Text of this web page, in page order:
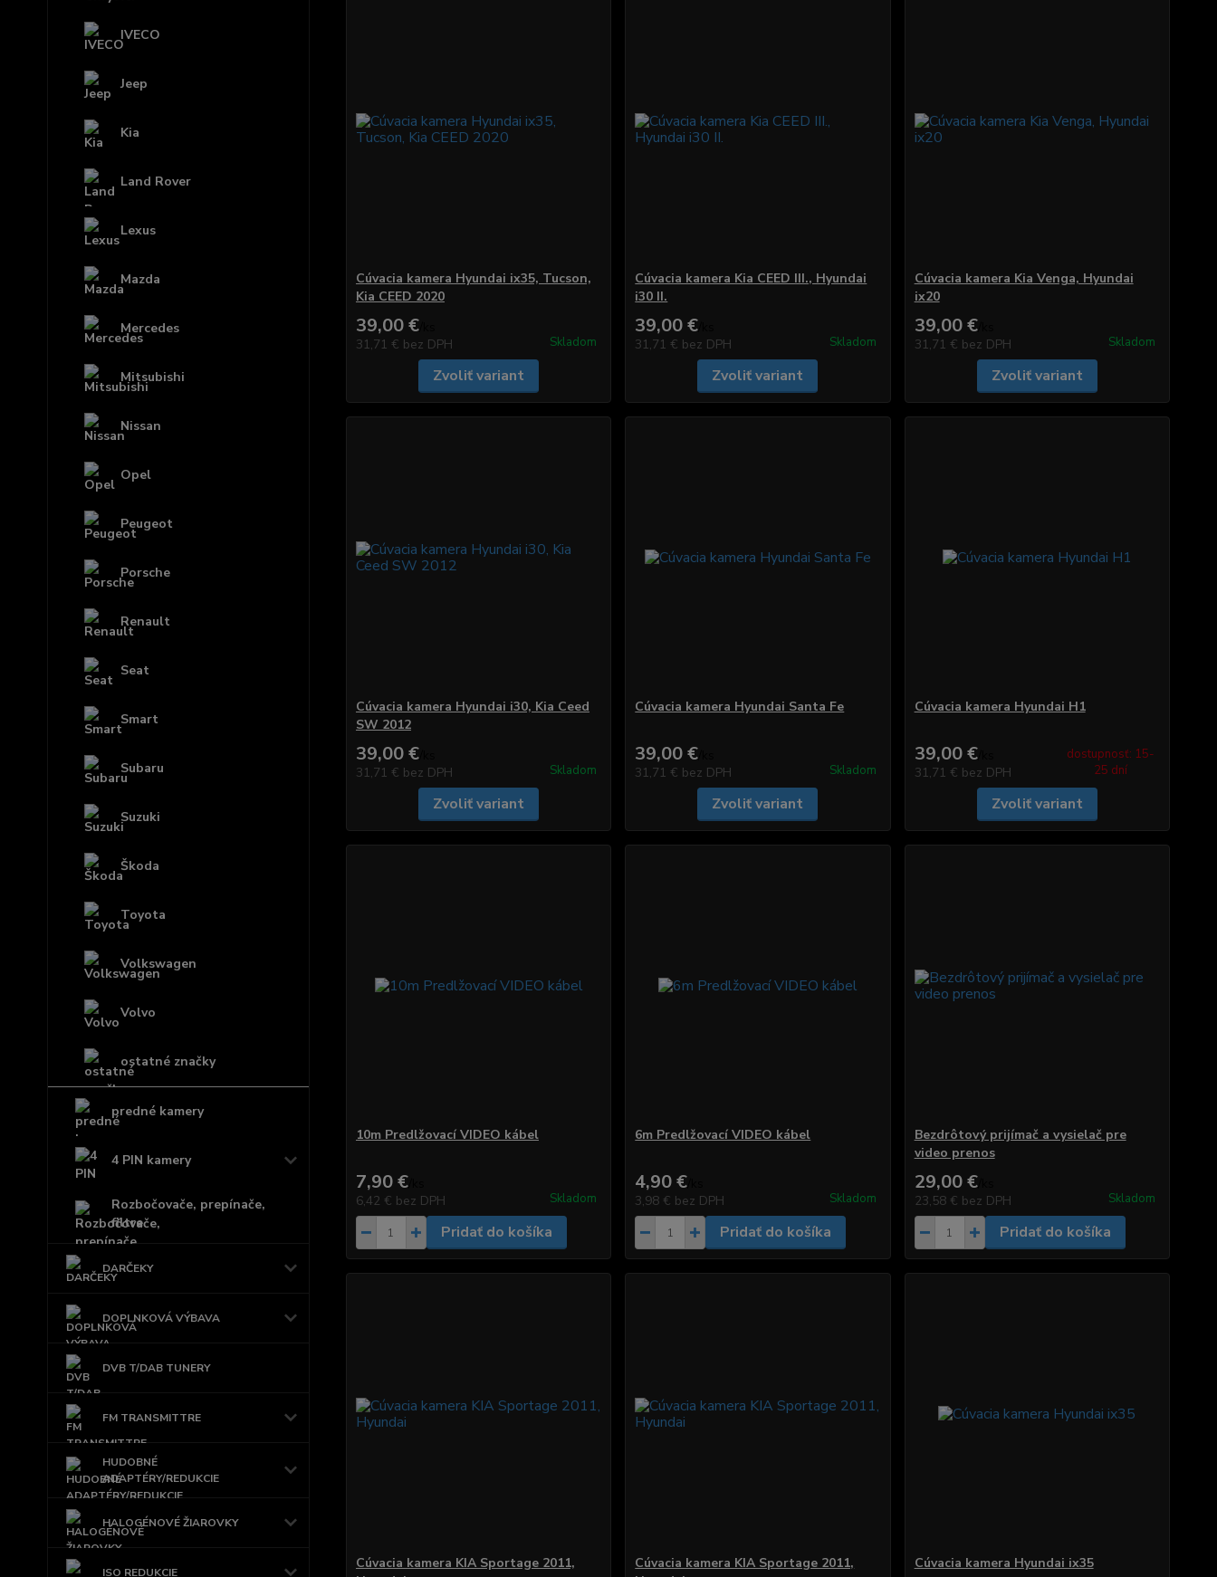
IVECO
Jeep
Kia
Land Rover
Lexus
Mazda
Mercedes
Mitsubishi
Nissan
Opel
Peugeot
Porsche
Renault
Seat
Smart
Subaru
Suzuki
Škoda
Toyota
Volkswagen
Volvo
ostatné značky
predné kamery
4 PIN kamery
Rozbočovače, prepínače,
filtre
DARČEKY
DOPLNKOVÁ VÝBAVA
DVB T/DAB TUNERY
FM TRANSMITTRE
HUDOBNÉ
ADAPTÉRY/REDUKCIE
HALOGÉNOVÉ ŽIAROVKY
ISO REDUKCIE
Cúvacia kamera Hyundai ix35, Tucson,
Kia CEED 2020
39,00 €/
31,71 € bez DPH Skladom
Zvoliť variant
Cúvacia kamera Kia CEED III., Hyundai
i30 II.
39,00 €
31,71 € bez DPH Skladom
Zvoliť variant
Cúvacia kamera Kia Venga, Hyundai
ix20
39,00 €/
31,71 € bez DPH Skladom
Zvoliť variant
Cúvacia kamera Hyundai i30, Kia Ceed
SW 2012
39,00 €/
31,71 € bez DPH Skladom
Zvoliť variant
Cúvacia kamera Hyundai Santa Fe
39,00 €
31,71 € bez DPH Skladom
Zvoliť variant
Cúvacia kamera Hyundai H1
39,00 €/
31,71 € bez DPH
dostupnosť: 15-
25 dní
Zvoliť variant
10m Predlžovací VIDEO kábel
7,90 €/
6,42 € bez DPH Skladom
Pridať do košíka
6m Predlžovací VIDEO kábel
4,90 €
3,98 € bez DPH Skladom
Pridať do košíka
Bezdrôtový prijímač a vysielač pre
video prenos
29,00 €/
23,58 € bez DPH Skladom
Pridať do košíka
Cúvacia kamera KIA Sportage 2011,
Cúvacia kamera KIA Sportage 2011,
Cúvacia kamera Hyundai ix35